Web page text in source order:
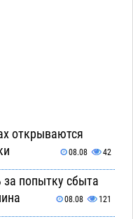
открываются
08.08 42
за попытку сбыта
08.08 121